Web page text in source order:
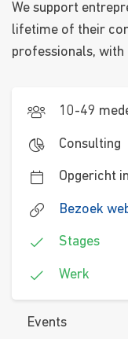
We support
lifetime of their
professionals, with
10-49
Consulting
Opgericht
Bezoek
Stages
Werk
Events